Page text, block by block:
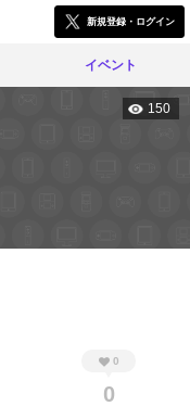
新規登録・ログイン
イベント
150
0
0